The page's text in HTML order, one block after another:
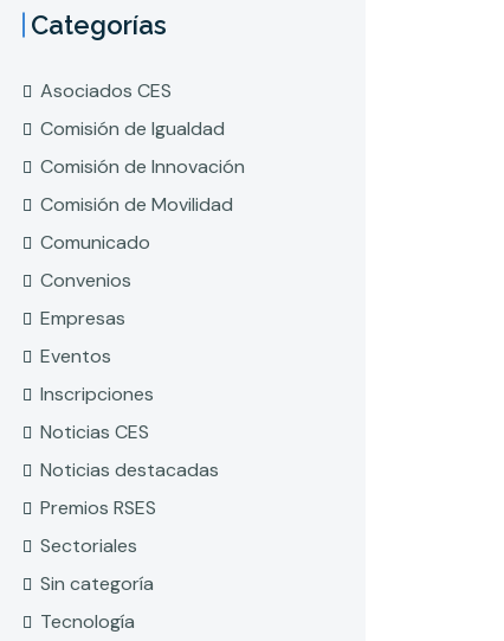
Categorías
Asociados CES
Comisión de Igualdad
Comisión de Innovación
Comisión de Movilidad
Comunicado
Convenios
Empresas
Eventos
Inscripciones
Noticias CES
Noticias destacadas
Premios RSES
Sectoriales
Sin categoría
Tecnología